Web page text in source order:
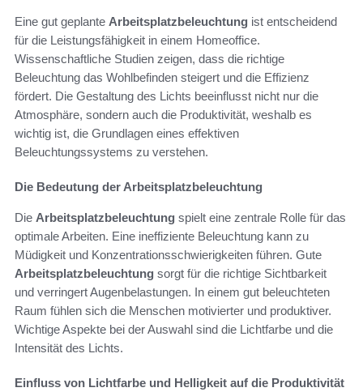
Eine gut geplante Arbeitsplatzbeleuchtung ist entscheidend
für die Leistungsfähigkeit in einem Homeoffice.
Wissenschaftliche Studien zeigen, dass die richtige
Beleuchtung das Wohlbefinden steigert und die Effizienz
fördert. Die Gestaltung des Lichts beeinflusst nicht nur die
Atmosphäre, sondern auch die Produktivität, weshalb es
wichtig ist, die Grundlagen eines effektiven
Beleuchtungssystems zu verstehen.
Die Bedeutung der Arbeitsplatzbeleuchtung
Die Arbeitsplatzbeleuchtung spielt eine zentrale Rolle für das
optimale Arbeiten. Eine ineffiziente Beleuchtung kann zu
Müdigkeit und Konzentrationsschwierigkeiten führen. Gute
Arbeitsplatzbeleuchtung sorgt für die richtige Sichtbarkeit
und verringert Augenbelastungen. In einem gut beleuchteten
Raum fühlen sich die Menschen motivierter und produktiver.
Wichtige Aspekte bei der Auswahl sind die Lichtfarbe und die
Intensität des Lichts.
Einfluss von Lichtfarbe und Helligkeit auf die Produktivität